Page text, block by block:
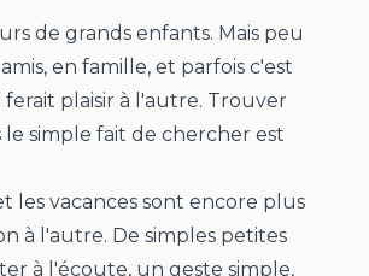
de grands enfants. Mais peu
en famille, et parfois c'est
plaisir à l'autre. Trouver
simple fait de chercher est
les vacances sont encore plus
à l'autre. De simples petites
à l'écoute, un geste simple,